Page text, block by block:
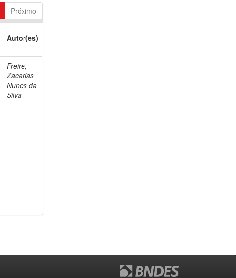
Próximo
Autor(es)
Freire,
Zacarias
Nunes da
Silva